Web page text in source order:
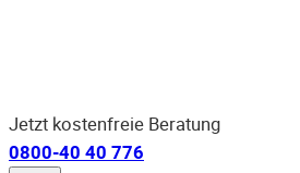
Jetzt kostenfreie Beratung
0800-40 40 776